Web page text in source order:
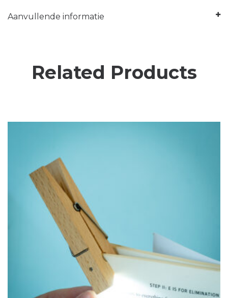
Aanvullende informatie
Related Products